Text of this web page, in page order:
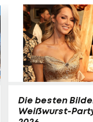
Die besten
Weißwurst-